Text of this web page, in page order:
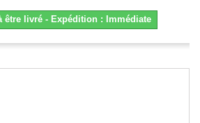
être livré - Expédition : Immédiate